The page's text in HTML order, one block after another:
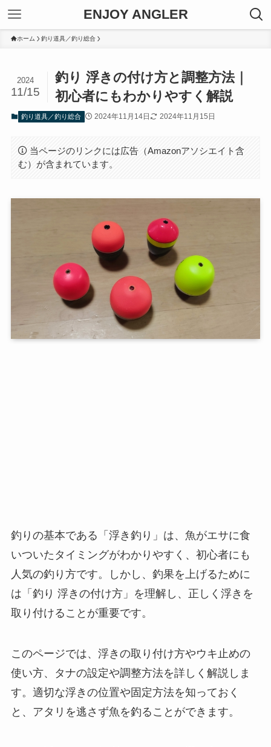
ENJOY ANGLER
ホーム 釣り道具／釣り総合
釣り 浮きの付け方と調整方法｜
初心者にもわかりやすく解説
2024
11/15
釣り道具／釣り総合 2024年11月14日 2024年11月15日
当ページのリンクには広告（Amazonアソシエイト含
む）が含まれています。
釣りの基本である「浮き釣り」は、魚がエサに食
いついたタイミングがわかりやすく、初心者にも